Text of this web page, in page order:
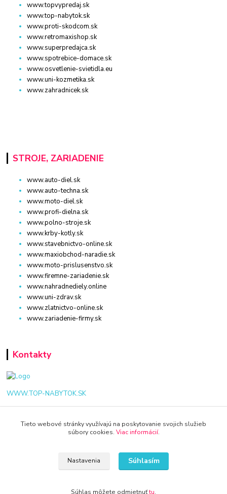
www.topvypredaj.sk
www.top-nabytok.sk
www.proti-skodcom.sk
www.retromaxishop.sk
www.superpredajca.sk
www.spotrebice-domace.sk
www.osvetlenie-svietidla.eu
www.uni-kozmetika.sk
www.zahradnicek.sk
STROJE, ZARIADENIE
www.auto-diel.sk
www.auto-techna.sk
www.moto-diel.sk
www.profi-dielna.sk
www.polno-stroje.sk
www.krby-kotly.sk
www.stavebnictvo-online.sk
www.maxiobchod-naradie.sk
www.moto-prislusenstvo.sk
www.firemne-zariadenie.sk
www.nahradnediely.online
www.uni-zdrav.sk
www.zlatnictvo-online.sk
www.zariadenie-firmy.sk
Kontakty
WWW.TOP-NABYTOK.SK
+421 940 949 000
Tieto webové stránky využívajú na poskytovanie svojich služieb
súbory cookies. Viac informácií.
Nastavenia Súhlasím
Súhlas môžete odmietnuťtu.